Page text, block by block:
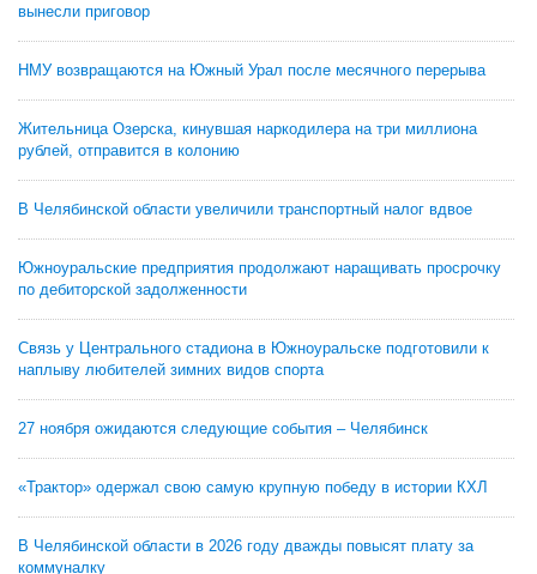
вынесли приговор
НМУ возвращаются на Южный Урал после месячного перерыва
Жительница Озерска, кинувшая наркодилера на три миллиона
рублей, отправится в колонию
В Челябинской области увеличили транспортный налог вдвое
Южноуральские предприятия продолжают наращивать просрочку
по дебиторской задолженности
Связь у Центрального стадиона в Южноуральске подготовили к
наплыву любителей зимних видов спорта
27 ноября ожидаются следующие события – Челябинск
«Трактор» одержал свою самую крупную победу в истории КХЛ
В Челябинской области в 2026 году дважды повысят плату за
коммуналку